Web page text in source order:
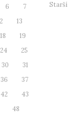
6
7
13
18
19
24
25
30
31
36
37
42
43
48
Starší